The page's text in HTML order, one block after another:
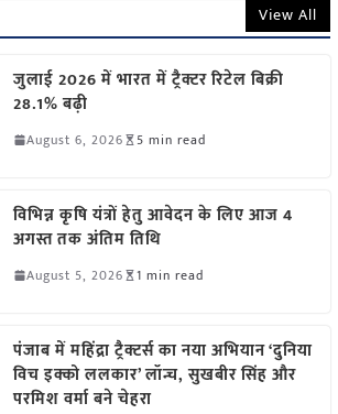
View All
जुलाई 2026 में भारत में ट्रैक्टर रिटेल बिक्री
28.1% बढ़ी
August 6, 2026 5 min read
विभिन्न कृषि यंत्रों हेतु आवेदन के लिए आज 4
अगस्त तक अंतिम तिथि
August 5, 2026 1 min read
पंजाब में महिंद्रा ट्रैक्टर्स का नया अभियान ‘दुनिया
विच इक्को ललकार’ लॉन्च, सुखबीर सिंह और
परमिश वर्मा बने चेहरा